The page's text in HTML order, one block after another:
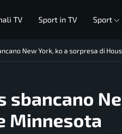
TV Sport in TV Sport
New York, ko a sorpresa di
sbancano
Minnesota